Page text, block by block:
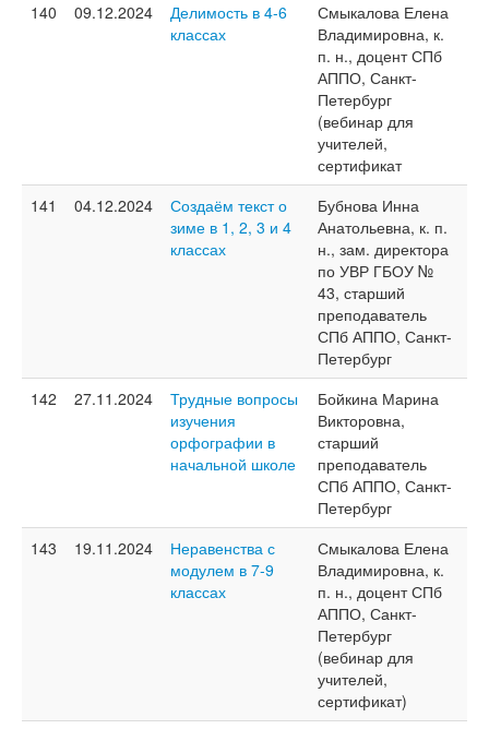
140
09.12.2024
Делимость в 4-6
классах
Смыкалова Елена
Владимировна, к.
п. н., доцент СПб
АППО, Санкт-
Петербург
(вебинар для
учителей,
сертификат
141
04.12.2024
Создаём текст о
зиме в 1, 2, 3 и 4
классах
Бубнова Инна
Анатольевна, к. п.
н., зам. директора
по УВР ГБОУ №
43, старший
преподаватель
СПб АППО, Санкт-
Петербург
142
27.11.2024
Трудные вопросы
изучения
орфографии в
начальной школе
Бойкина Марина
Викторовна,
старший
преподаватель
СПб АППО, Санкт-
Петербург
143
19.11.2024
Неравенства с
модулем в 7-9
классах
Смыкалова Елена
Владимировна, к.
п. н., доцент СПб
АППО, Санкт-
Петербург
(вебинар для
учителей,
сертификат)